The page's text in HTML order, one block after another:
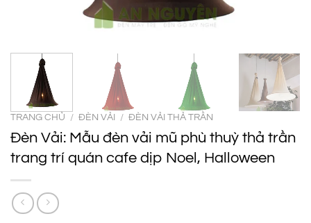
TRANG CHỦ / ĐÈN VẢI / ĐÈN VẢI THẢ TRẦN
Đèn Vải: Mẫu đèn vải mũ phù thuỳ thả trần
trang trí quán cafe dịp Noel, Halloween